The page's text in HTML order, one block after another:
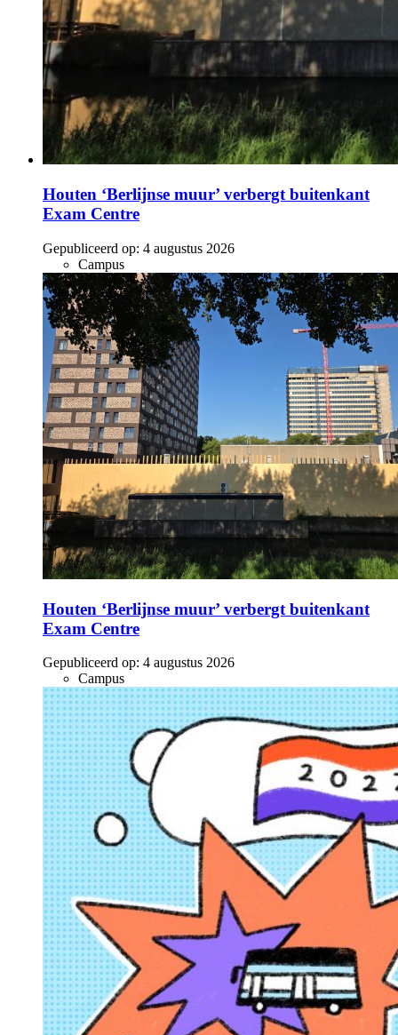
Houten ‘Berlijnse muur’ verbergt buitenkant
Exam Centre
Gepubliceerd op: 4 augustus 2026
Campus
Houten ‘Berlijnse muur’ verbergt buitenkant
Exam Centre
Gepubliceerd op: 4 augustus 2026
Campus